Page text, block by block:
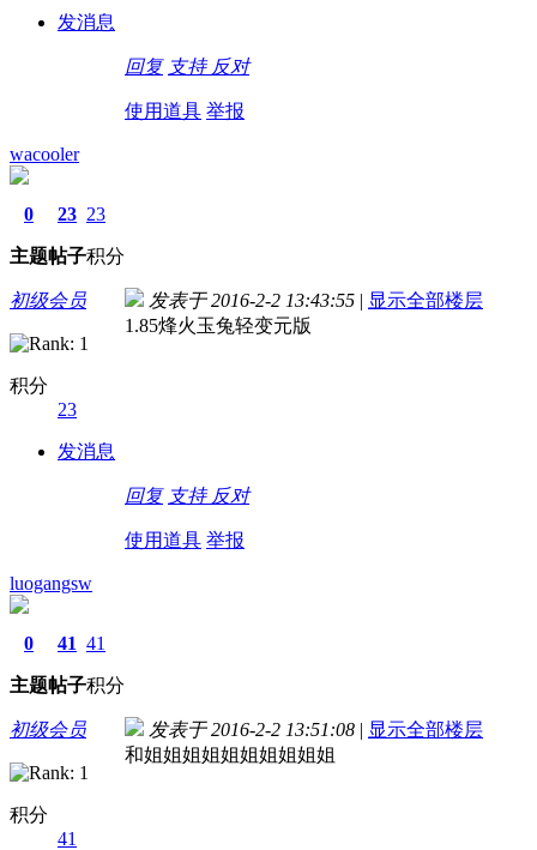
发消息
回复 支持 反对
使用道具 举报
wacooler
0
主题
23
帖子
23
积分
初级会员
积分
23
发消息
发表于 2016-2-2 13:43:55 | 显示全部楼层
1.85烽火玉兔轻变元版
回复 支持 反对
使用道具 举报
luogangsw
0
主题
41
帖子
41
积分
初级会员
积分
41
发表于 2016-2-2 13:51:08 | 显示全部楼层
和姐姐姐姐姐姐姐姐姐姐